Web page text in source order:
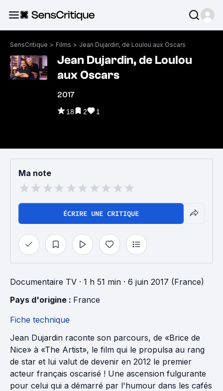
SensCritique > Films > Jean Dujardin, de Loulou aux Oscars
Jean Dujardin, de Loulou
aux Oscars
2017
18 2 1
Ma note
ÉCRIRE UNE CRITIQUE
Documentaire TV · 1 h 51 min · 6 juin 2017 (France)
Pays d'origine : France
Fiche technique
Jean Dujardin raconte son parcours, de «Brice de
Nice» à «The Artist», le film qui le propulsa au rang
de star et lui valut de devenir en 2012 le premier
acteur français oscarisé ! Une ascension fulgurante
pour celui qui a démarré par l'humour dans les cafés